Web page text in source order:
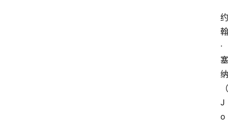
约
翰
·
塞
纳
（
J
o